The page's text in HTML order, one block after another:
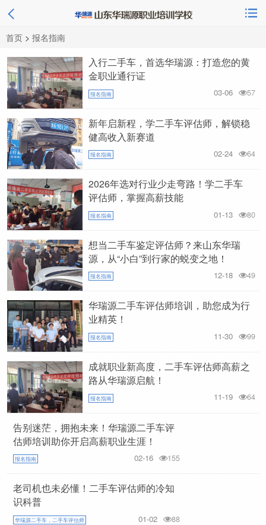
首页 > 报名指南
入行二手车，首选华瑞源：打造您的黄
金职业通行证
报名指南 57
03-06
新年启新程，学二手车评估师，解锁稳
健高收入新赛道
报名指南 64
02-24
2026年选对行业少走弯路！学二手车
评估师，掌握高薪技能
报名指南 80
01-13
想当二手车鉴定评估师？来山东华瑞
源，从“小白”到行家的蜕变之地！
报名指南 49
12-18
华瑞源二手车评估师培训，助您成为行
业精英！
报名指南 99
11-30
成就职业新高度，二手车评估师高薪之
路从华瑞源启航！
报名指南 64
11-19
告别迷茫，拥抱未来！华瑞源二手车评
估师培训助你开启高薪职业生涯！
报名指南 155
02-16
老司机也未必懂！二手车评估师的冷知
识科普
华瑞源二手车，二手车评估师 88
01-02